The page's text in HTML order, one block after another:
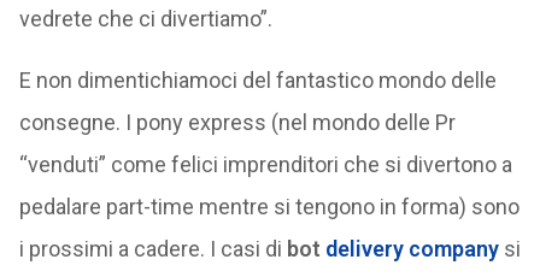
vedrete che ci divertiamo”.
E non dimentichiamoci del fantastico mondo delle
consegne. I pony express (nel mondo delle Pr
“venduti” come felici imprenditori che si divertono a
pedalare part-time mentre si tengono in forma) sono
i prossimi a cadere. I casi di bot delivery companysi